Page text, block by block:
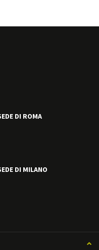
DI ROMA
DI MILANO